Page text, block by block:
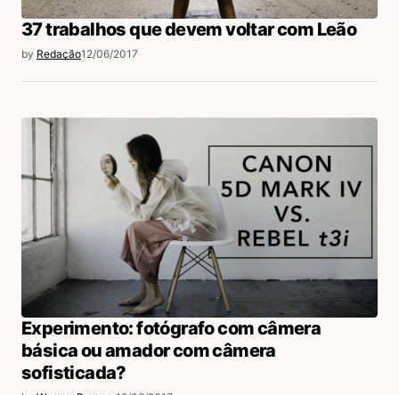
37 trabalhos que devem voltar com Leão
by Redação12/06/2017
Experimento: fotógrafo com câmera
básica ou amador com câmera
sofisticada?